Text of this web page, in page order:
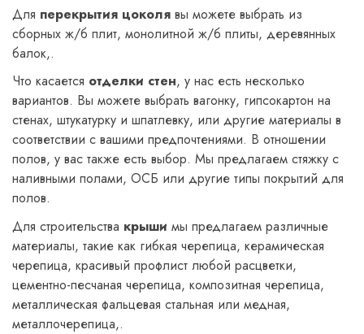
Для перекрытия цоколя вы можете выбрать из
сборных ж/б плит, монолитной ж/б плиты, деревянных
балок,.
Что касается отделки стен, у нас есть несколько
вариантов. Вы можете выбрать вагонку, гипсокартон на
стенах, штукатурку и шпатлевку, или другие материалы в
соответствии с вашими предпочтениями. В отношении
полов, у вас также есть выбор. Мы предлагаем стяжку с
наливными полами, ОСБ или другие типы покрытий для
полов.
Для строительства крыши мы предлагаем различные
материалы, такие как гибкая черепица, керамическая
черепица, красивый профлист любой расцветки,
цементно-песчаная черепица, композитная черепица,
металлическая фальцевая стальная или медная,
металлочерепица,.